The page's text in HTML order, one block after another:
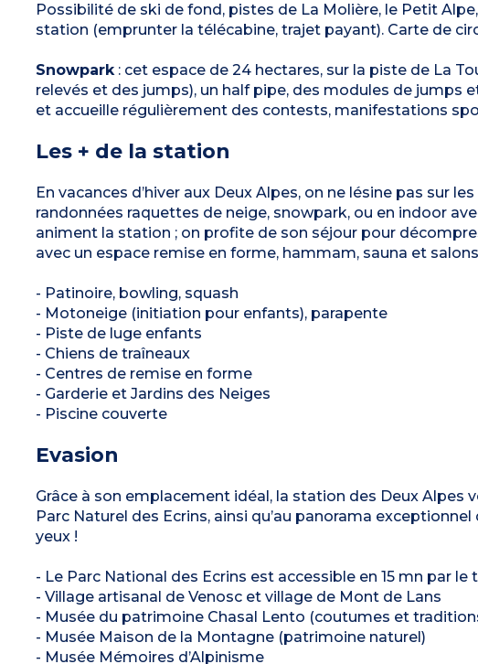
Possibilité de ski de fond, pistes de La Molière, le Petit
station (emprunter la télécabine, trajet payant). Carte de
Snowpark: cet espace de 24 hectares, sur la piste de La
relevés et des jumps), un half pipe, des modules de jumps
et accueille régulièrement des contests, manifestations
Les + de la station
En vacances d’hiver aux Deux Alpes, on ne lésine pas sur
randonnées raquettes de neige, snowpark, ou en indoor
animent la station ; on profite de son séjour pour
avec un espace remise en forme, hammam, sauna et
- Patinoire, bowling, squash
- Motoneige (initiation pour enfants), parapente
- Piste de luge enfants
- Chiens de traîneaux
- Centres de remise en forme
- Garderie et Jardins des Neiges
- Piscine couverte
Evasion
Grâce à son emplacement idéal, la station des Deux Alpes
Parc Naturel des Ecrins, ainsi qu’au panorama
yeux !
- Le Parc National des Ecrins est accessible en 15 mn par le
- Village artisanal de Venosc et village de Mont de Lans
- Musée du patrimoine Chasal Lento (coutumes et
- Musée Maison de la Montagne (patrimoine naturel)
- Musée Mémoires d’Alpinisme